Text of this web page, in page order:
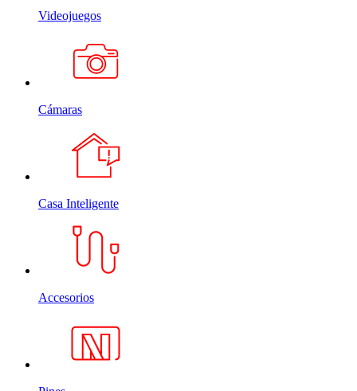
Videojuegos
Cámaras
Casa Inteligente
Accesorios